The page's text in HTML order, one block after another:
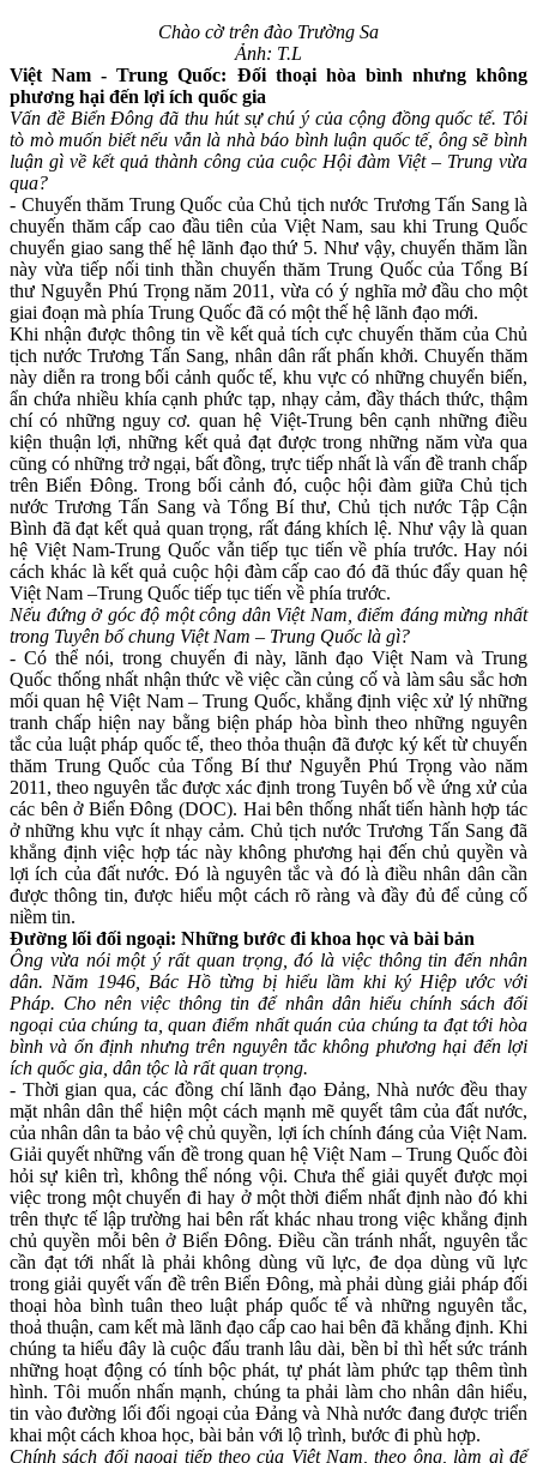
Chào cờ trên đào Trường Sa
Ảnh: T.L
Việt Nam - Trung Quốc: Đối thoại hòa bình nhưng không
phương hại đến lợi ích quốc gia
Vấn đề Biển Đông đã thu hút sự chú ý của cộng đồng quốc tế. Tôi
tò mò muốn biết nếu vẫn là nhà báo bình luận quốc tế, ông sẽ bình
luận gì về kết quả thành công của cuộc Hội đàm Việt – Trung vừa
qua?
- Chuyến thăm Trung Quốc của Chủ tịch nước Trương Tấn Sang là
chuyến thăm cấp cao đầu tiên của Việt Nam, sau khi Trung Quốc
chuyển giao sang thế hệ lãnh đạo thứ 5. Như vậy, chuyến thăm lần
này vừa tiếp nối tinh thần chuyến thăm Trung Quốc của Tổng Bí
thư Nguyễn Phú Trọng năm 2011, vừa có ý nghĩa mở đầu cho một
giai đoạn mà phía Trung Quốc đã có một thế hệ lãnh đạo mới.
Khi nhận được thông tin về kết quả tích cực chuyến thăm của Chủ
tịch nước Trương Tấn Sang, nhân dân rất phấn khởi. Chuyến thăm
này diễn ra trong bối cảnh quốc tế, khu vực có những chuyển biến,
ẩn chứa nhiều khía cạnh phức tạp, nhạ‌y cả‌m, đầy thách thức, thậm
chí có những nguy cơ. quan hệ Việt-Trung bên cạnh những điều
kiện thuận lợi, những kết quả đạt được trong những năm vừa qua
cũng có những trở ngại, bất đồng, trực tiếp nhất là vấn đề tranh chấp
trên Biển Đông. Trong bối cảnh đó, cuộc hội đàm giữa Chủ tịch
nước Trương Tấn Sang và Tổng Bí thư, Chủ tịch nước Tập Cận
Bình đã đạt kết quả quan trọng, rất đáng khích lệ. Như vậy là quan
hệ Việt Nam-Trung Quốc vẫn tiếp tục tiến về phía trước. Hay nói
cách khác là kết quả cuộc hội đàm cấp cao đó đã thúc đẩy quan hệ
Việt Nam –Trung Quốc tiếp tục tiến về phía trước.
Nếu đứng ở góc độ một công dân Việt Nam, điểm đáng mừng nhất
trong Tuyên bố chung Việt Nam – Trung Quốc là gì?
- Có thể nói, trong chuyến đi này, lãnh đạo Việt Nam và Trung
Quốc thống nhất nhận thức về việc cần củng cố và làm sâu sắc hơn
mối quan hệ Việt Nam – Trung Quốc, khẳng định việc xử lý những
tranh chấp hiện nay bằng biện pháp hòa bình theo những nguyên
tắc của luật pháp quốc tế, theo thỏa thuận đã được ký kết từ chuyến
thăm Trung Quốc của Tổng Bí thư Nguyễn Phú Trọng vào năm
2011, theo nguyên tắc được xác định trong Tuyên bố về ứng xử của
các bên ở Biển Đông (DOC). Hai bên thống nhất tiến hành hợp tác
ở những khu vực ít nhạ‌y cả‌m. Chủ tịch nước Trương Tấn Sang đã
khẳng định việc hợp tác này không phương hại đến chủ quyền và
lợi ích của đất nước. Đó là nguyên tắc và đó là điều nhân dân cần
được thông tin, được hiểu một cách rõ ràng và đầy đủ để củng cố
niềm tin.
Đường lối đối ngoại: Những bước đi khoa học và bài bản
Ông vừa nói một ý rất quan trọng, đó là việc thông tin đến nhân
dân. Năm 1946, Bác Hồ từng bị hiểu lầm khi ký Hiệp ước với
Pháp. Cho nên việc thông tin để nhân dân hiểu chính sách đối
ngoại của chúng ta, quan điểm nhất quán của chúng ta đạt tới hòa
bình và ổn định nhưng trên nguyên tắc không phương hại đến lợi
ích quốc gia, dân tộc là rất quan trọng.
- Thời gian qua, các đồng chí lãnh đạo Đảng, Nhà nước đều thay
mặt nhân dân thể hiện một cách mạnh mẽ quyết tâm của đất nước,
của nhân dân ta bảo vệ chủ quyền, lợi ích chính đáng của Việt Nam.
Giải quyết những vấn đề trong quan hệ Việt Nam – Trung Quốc đòi
hỏi sự kiên trì, không thể nóng vội. Chưa thể giải quyết được mọi
việc trong một chuyến đi hay ở một thời điểm nhất định nào đó khi
trên thực tế lập trường hai bên rất khác nhau trong việc khẳng định
chủ quyền mỗi bên ở Biển Đông. Điều cần tránh nhất, nguyên tắc
cần đạt tới nhất là phải không dùng vũ lực, đe dọa dùng vũ lực
trong giải quyết vấn đề trên Biển Đông, mà phải dùng giải pháp đối
thoại hòa bình tuân theo luật pháp quốc tế và những nguyên tắc,
thoả thuận, cam kết mà lãnh đạo cấp cao hai bên đã khẳng định. Khi
chúng ta hiểu đây là cuộc đấu tranh lâu dài, bền bỉ thì hết sức tránh
những hoạt động có tính bộc phát, tự phát làm phức tạp thêm tình
hình. Tôi muốn nhấn mạnh, chúng ta phải làm cho nhân dân hiểu,
tin vào đường lối đối ngoại của Đảng và Nhà nước đang được triển
khai một cách khoa học, bài bản với lộ trình, bước đi phù hợp.
Chính sách đối ngoại tiếp theo của Việt Nam, theo ông, làm gì để